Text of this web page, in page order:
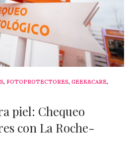
, FOTOPROTECTORES, GEEK&CARE,
piel: Chequeo
con La Roche-